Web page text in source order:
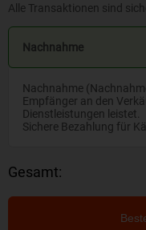
Alle Transaktionen sind
Nachnahme
Nachnahme
Empfänger an den
Dienstleistungen leistet.
Sichere Bezahlung für
Gesamt: